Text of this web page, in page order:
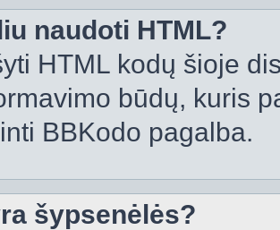
naudoti HTML?
HTML kodų šioje
būdų, kuris
BBKodo pagalba.
šypsenėlės?